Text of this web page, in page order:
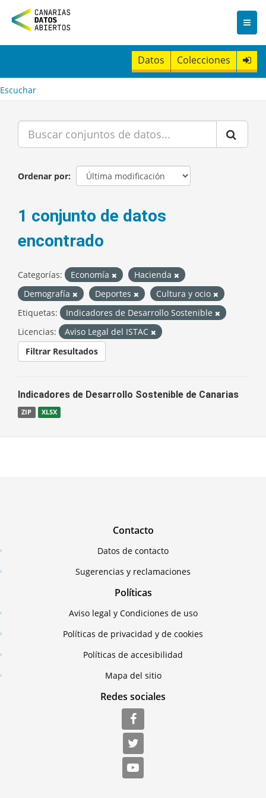
n
t
Datos Colecciones
Escuchar
Ordenar por
1 conjunto de datos
encontrado
Categorías: Economía
Hacienda
Demografía
Deportes
Cultura y ocio
Etiquetas:
Indicadores de Desarrollo Sostenible
Licencias:
Aviso Legal del ISTAC
Filtrar Resultados
Indicadores de Desarrollo Sostenible de Canarias
ZIP XLSX
Contacto
Datos de contacto
Sugerencias y reclamaciones
Políticas
Aviso legal y Condiciones de uso
Políticas de privacidad y de cookies
Políticas de accesibilidad
Mapa del sitio
Redes sociales